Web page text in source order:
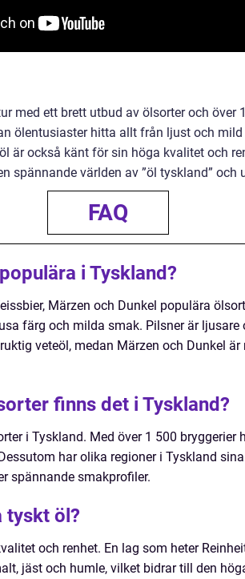
med ett brett utbud av ölsorter och över
ölentusiaster hitta allt från ljust och
är också känt för sin höga kvalitet och
spännande världen av ”öl tyskland” och
FAQ
i Tyskland?
Märzen och Dunkel populära
färg och milda smak. Pilsner är ljusare
veteöl, medan Märzen och Dunkel är
finns det i Tyskland?
i Tyskland. Med över 1 500 bryggerier
har olika regioner i Tyskland
spännande smakprofiler.
tyskt öl?
och renhet. En lag som heter
jäst och humle, vilket bidrar till den